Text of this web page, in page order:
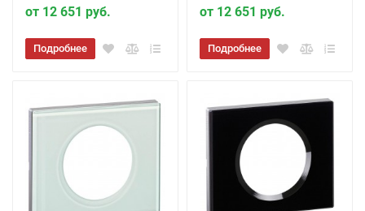
от 12 651 руб.
Подробнее
от 12 651 руб.
Подробнее